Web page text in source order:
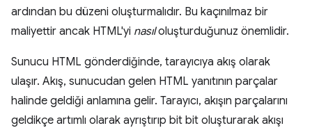
ardından bu düzeni oluşturmalıdır. Bu kaçınılmaz bir
maliyettir ancak HTML'yi nasıloluşturduğunuz önemlidir.
Sunucu HTML gönderdiğinde, tarayıcıya akış olarak
ulaşır. Akış, sunucudan gelen HTML yanıtının parçalar
halinde geldiği anlamına gelir. Tarayıcı, akışın parçalarını
geldikçe artımlı olarak ayrıştırıp bit bit oluşturarak akışı